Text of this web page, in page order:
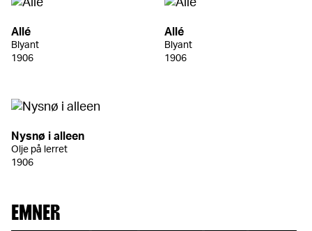
Allé
Blyant
1906
Allé
Blyant
1906
Nysnø i alleen
Olje på lerret
1906
EMNER